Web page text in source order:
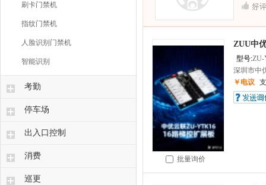
刷卡门禁机
指纹门禁机
人脸识别门禁机
智能识别
考勤
停车场
出入口控制
消费
巡更
批量询价
ZUU中
型号:ZU-
深圳市中
￥电议